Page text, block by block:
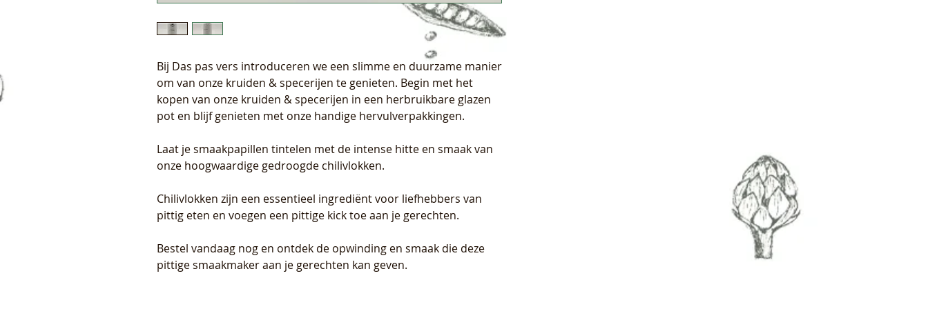
Bij Das pas vers introduceren we een slimme en duurzame manier
om van onze kruiden & specerijen te genieten. Begin met het
kopen van onze kruiden & specerijen in een herbruikbare glazen
pot en blijf genieten met onze handige hervulverpakkingen.
Laat je smaakpapillen tintelen met de intense hitte en smaak van
onze hoogwaardige gedroogde chilivlokken.
Chilivlokken zijn een essentieel ingrediënt voor liefhebbers van
pittig eten en voegen een pittige kick toe aan je gerechten.
Bestel vandaag nog en ontdek de opwinding en smaak die deze
pittige smaakmaker aan je gerechten kan geven.